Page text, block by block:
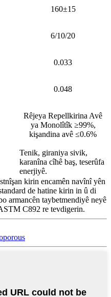
160±15
6/10/20
0.033
0.048
Rêjeya Repellkirina Avê
ya Monolîtîk ≥99%,
kişandina avê ≤0.6%
Tenik, giraniya sivik,
karanîna cîhê baş, teserûfa
enerjiyê.
kirin encamên navînî yên
de hatine kirin in û di
armancên taybetmendiyê neyê
C892 re tevdigerin.